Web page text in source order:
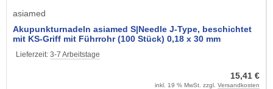
asiamed
Akupunkturnadeln asiamed S|Needle J-Type, beschichtet
mit KS-Griff mit Führrohr (100 Stück) 0,18 x 30 mm
Lieferzeit: 3-7 Arbeitstage
15,41 €
inkl. 19 % MwSt. zzgl. Versandkosten